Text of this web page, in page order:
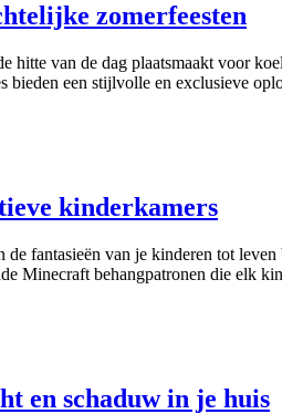
zomerfeesten
hitte van de dag plaatsmaakt voor
bieden een stijlvolle en exclusieve
kinderkamers
de fantasieën van je kinderen tot
Minecraft behangpatronen die elk
en schaduw in je huis